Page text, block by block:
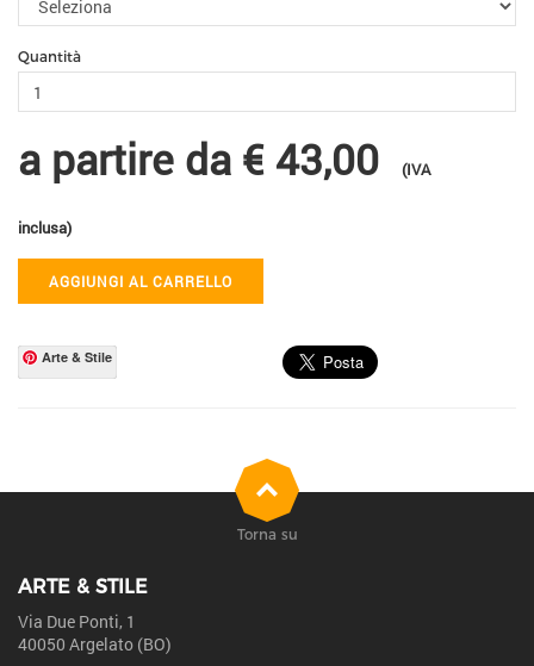
Quantità
a partire da € 43,00 (IVA
inclusa)
AGGIUNGI AL CARRELLO
Arte & Stile
ARTE & STILE
Via Due Ponti, 1
40050 Argelato (BO)
Torna su